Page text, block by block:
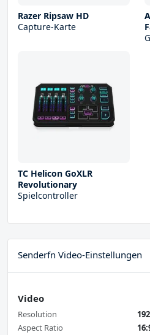
Razer Ripsaw HD
Capture-Karte
TC Helicon GoXLR
Revolutionary
Spielcontroller
Senderfn Video-Einstellungen
Video
Resolution
Aspect Ratio